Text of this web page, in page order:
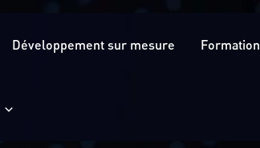
Développement sur mesure Formation